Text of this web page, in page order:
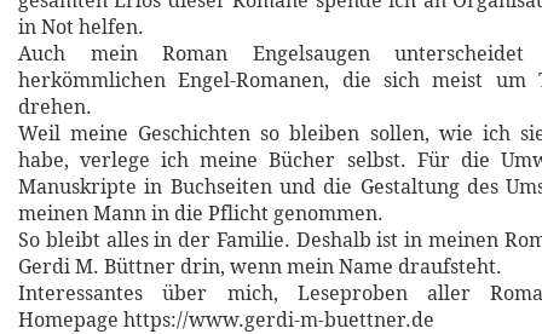
in Not helfen.
Auch mein Roman Engelsaugen
herkömmlichen Engel-Romanen, die sich meist um
drehen.
Weil meine Geschichten so bleiben sollen, wie ich
habe, verlege ich meine Bücher selbst. Für die
Manuskripte in Buchseiten und die Gestaltung des
meinen Mann in die Pflicht genommen.
So bleibt alles in der Familie. Deshalb ist in meinen
Gerdi M. Büttner drin, wenn mein Name draufsteht.
Interessantes über mich, Leseproben aller
Homepage https://www.gerdi-m-buettner.de